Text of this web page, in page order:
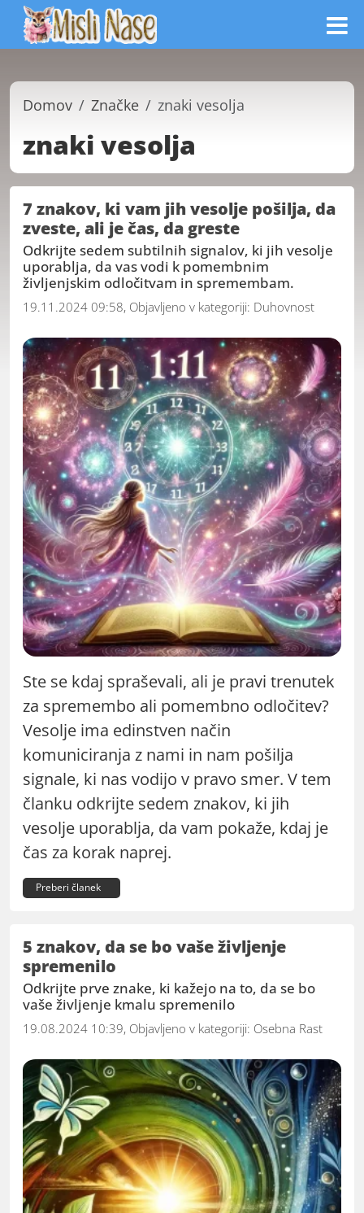
Domov Značke znaki vesolja
znaki vesolja
7 znakov, ki vam jih vesolje pošilja, da
zveste, ali je čas, da greste
Odkrijte sedem subtilnih signalov, ki jih vesolje
uporablja, da vas vodi k pomembnim
življenjskim odločitvam in spremembam.
19.11.2024 09:58, Objavljeno v kategoriji: Duhovnost
Ste se kdaj spraševali, ali je pravi trenutek
za spremembo ali pomembno odločitev?
Vesolje ima edinstven način
komuniciranja z nami in nam pošilja
signale, ki nas vodijo v pravo smer. V tem
članku odkrijte sedem znakov, ki jih
vesolje uporablja, da vam pokaže, kdaj je
čas za korak naprej.
Preberi članek
5 znakov, da se bo vaše življenje
spremenilo
Odkrijte prve znake, ki kažejo na to, da se bo
vaše življenje kmalu spremenilo
19.08.2024 10:39, Objavljeno v kategoriji: Osebna Rast